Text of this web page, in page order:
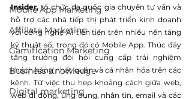
Mobile App Marketing
Affiliate Marketing
Gamification Marketing
Business Knowledge
Digital marketing
Insider, tổ chức đa quốc gia chuyên tư vấn và
hỗ trợ các nhà tiếp thị phát triển kinh doanh
với công nghệ AI tiên tiến trên nhiều nền tảng
kỹ thuật số, trong đó có Mobile App. Thúc đẩy
tăng trưởng đòi hỏi cung cấp trải nghiệm
khách hàng nhất quán và cá nhân hóa trên các
kênh. Từ việc thu hẹp khoảng cách giữa web,
web di động, ứng dụng, nhắn tin, email và các